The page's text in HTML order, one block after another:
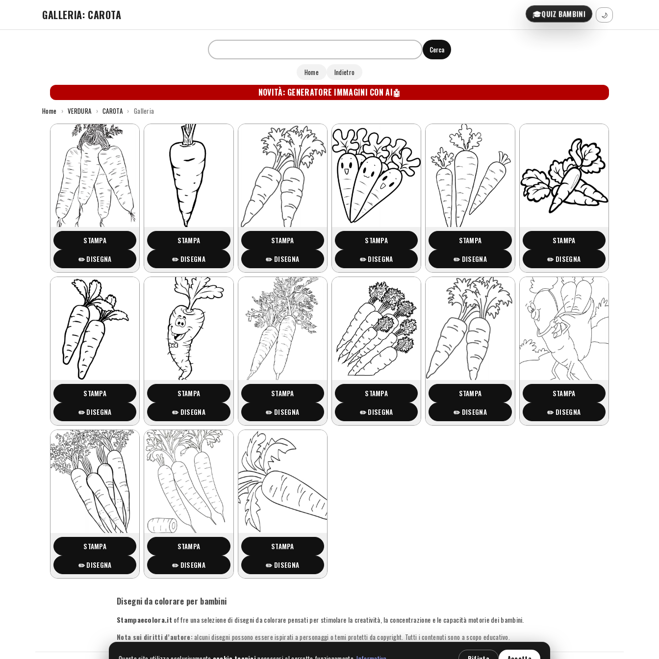
GALLERIA: CAROTA 🎓QUIZ BAMBINI 🌙
Cerca
Home Indietro
NOVITÀ: GENERATORE IMMAGINI CON AI🤖
Home › VERDURA › CAROTA › Galleria
STAMPA
✏️ DISEGNA
STAMPA
✏️ DISEGNA
STAMPA
✏️ DISEGNA
STAMPA
✏️ DISEGNA
STAMPA
✏️ DISEGNA
STAMPA
✏️ DISEGNA
STAMPA
✏️ DISEGNA
STAMPA
✏️ DISEGNA
STAMPA
✏️ DISEGNA
STAMPA
✏️ DISEGNA
STAMPA
✏️ DISEGNA
STAMPA
✏️ DISEGNA
STAMPA
✏️ DISEGNA
STAMPA
✏️ DISEGNA
STAMPA
✏️ DISEGNA
Disegni da colorare per bambini
Stampaecolora.it offre una selezione di disegni da colorare pensati per stimolare la creatività, la concentrazione e le capacità motorie dei bambini.
Nota sui diritti d’autore:alcuni disegni possono essere ispirati a personaggi o temi protetti da copyright. Tutti i contenuti sono a scopo educativo.